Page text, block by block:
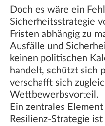
Doch es wäre ein
Sicherheitsstrategie
Fristen abhängig zu
Ausfälle und
keinen politischen
handelt, schützt sich
verschafft sich
Wettbewerbsvorteil.
Ein zentrales
Resilienz-Strategie ist